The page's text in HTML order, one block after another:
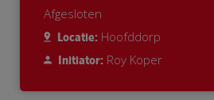
Afgesloten
Locatie: Hoofddorp
Initiator: Roy Koper